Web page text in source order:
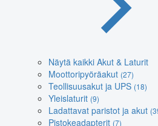
Näytä kaikki Akut & Laturit
Moottoripyöräakut (27)
Teollisuusakut ja UPS (18)
Yleislaturit (9)
Ladattavat paristot ja akut
Pistokeadapterit (7)